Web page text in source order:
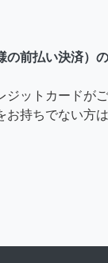
の前払い決済）
ジットカードが
お持ちでない方